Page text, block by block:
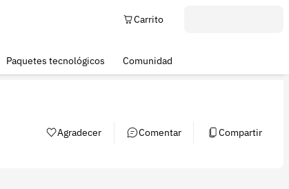
Carrito
Paquetes tecnológicos Comunidad
Agradecer Comentar Compartir